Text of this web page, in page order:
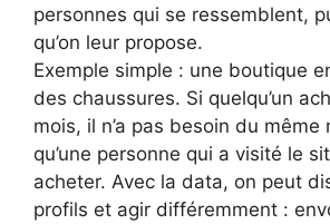
personnes qui se ressemblent,
qu’on leur propose.
Exemple simple : une boutique
des chaussures. Si quelqu’un
mois, il n’a pas besoin du même
qu’une personne qui a visité le
acheter. Avec la data, on peut
profils et agir différemment :